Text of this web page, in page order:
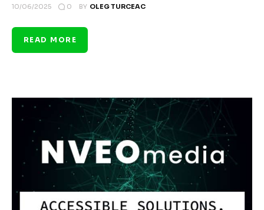
10/06/2025 0 BY OLEG TURCEAC
READ MORE